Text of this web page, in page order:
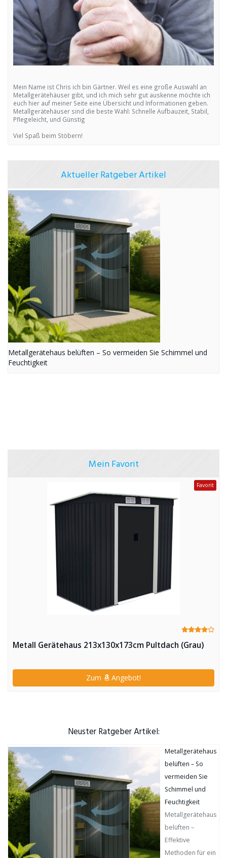
Mein Name ist Chris ich bin Gärtner. Weil es eine große Auswahl an
Metallgerätehäuser gibt, und ich mich sehr gut auskenne möchte ich
euch hier auf meiner Seite eine Übersicht und Informationen geben.
Metallgerätehäuser sind die beste Wahl: Schnelle Aufbauzeit, Stabil,
Pflegeleicht, und Günstig
Viel Spaß beim Stöbern!
Aktueller Ratgeber Artikel
Metallgerätehaus belüften – So vermeiden Sie Schimmel und
Feuchtigkeit
Mein Favorit
Favorit
Metall Gerätehaus 213x130x173cm Pultdach (Grau)
Zum Angebot!
Neuster Ratgeber Artikel:
Metallgerätehaus
belüften – So
vermeiden Sie
Schimmel und
Feuchtigkeit
Metallgerätehaus
belüften –
Effektive
Methoden für ein